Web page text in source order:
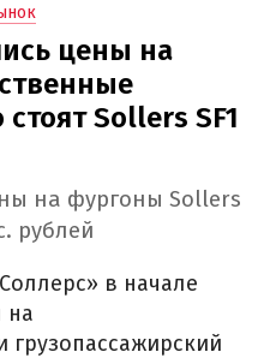
цены на
Sollers SF1
на фургоны Sollers
рублей
в начале
на
грузопассажирский